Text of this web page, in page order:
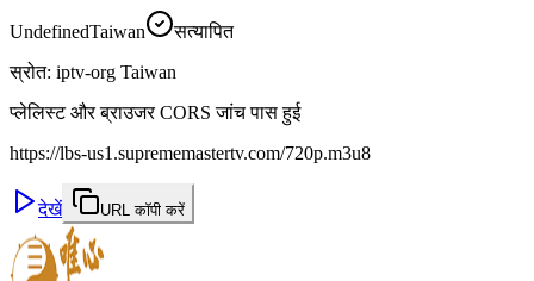
UndefinedTaiwan
सत्यापित
स्रोत: iptv-org Taiwan
प्लेलिस्ट और ब्राउजर CORS जांच पास हुई
https://lbs-us1.suprememastertv.com/720p.m3u8
देखें URL कॉपी करें